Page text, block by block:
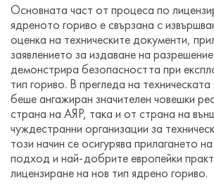
Основната част от процеса по
ядреното гориво е свързана с
оценка на техническите документи,
заявлението за издаване на
демонстрира безопасността при
тип гориво. В прегледа на
беше ангажиран значителен човешки
страна на АЯР, така и от страна на
чуждестранни организации за
този начин се осигурява прилагането
подход и най-добрите европейки
лицензиране на нов тип ядрено гориво.